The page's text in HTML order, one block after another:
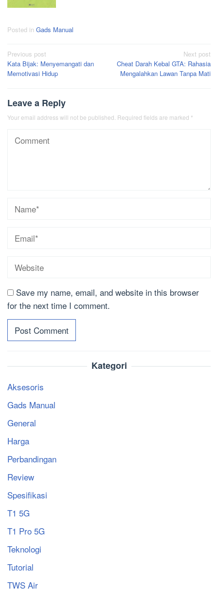
Posted in Gads Manual
Post
navigation
Previous post
Kata Bijak: Menyemangati dan
Memotivasi Hidup
Next post
Cheat Darah Kebal GTA: Rahasia
Mengalahkan Lawan Tanpa Mati
Leave a Reply
Your email address will not be published. Required fields are marked *
Save my name, email, and website in this browser
for the next time I comment.
Kategori
Aksesoris
Gads Manual
General
Harga
Perbandingan
Review
Spesifikasi
T1 5G
T1 Pro 5G
Teknologi
Tutorial
TWS Air